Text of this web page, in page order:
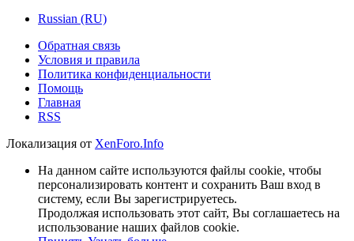
Russian (RU)
Обратная связь
Условия и правила
Политика конфиденциальности
Помощь
Главная
RSS
Локализация от XenForo.Info
На данном сайте используются файлы cookie, чтобы
персонализировать контент и сохранить Ваш вход в
систему, если Вы зарегистрируетесь.
Продолжая использовать этот сайт, Вы соглашаетесь на
использование наших файлов cookie.